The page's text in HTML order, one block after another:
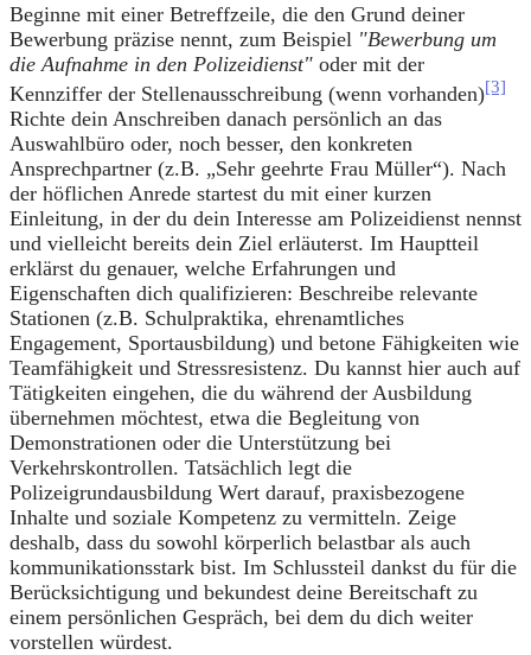
Beginne mit einer Betreffzeile, die den Grund deiner
Bewerbung präzise nennt, zum Beispiel "Bewerbung um
die Aufnahme in den Polizeidienst" oder mit der
Kennziffer der Stellenausschreibung (wenn vorhanden)[3]
Richte dein Anschreiben danach persönlich an das
Auswahlbüro oder, noch besser, den konkreten
Ansprechpartner (z.B. „Sehr geehrte Frau Müller“). Nach
der höflichen Anrede startest du mit einer kurzen
Einleitung, in der du dein Interesse am Polizeidienst nennst
und vielleicht bereits dein Ziel erläuterst. Im Hauptteil
erklärst du genauer, welche Erfahrungen und
Eigenschaften dich qualifizieren: Beschreibe relevante
Stationen (z.B. Schulpraktika, ehrenamtliches
Engagement, Sportausbildung) und betone Fähigkeiten wie
Teamfähigkeit und Stressresistenz. Du kannst hier auch auf
Tätigkeiten eingehen, die du während der Ausbildung
übernehmen möchtest, etwa die Begleitung von
Demonstrationen oder die Unterstützung bei
Verkehrskontrollen. Tatsächlich legt die
Polizeigrundausbildung Wert darauf, praxisbezogene
Inhalte und soziale Kompetenz zu vermitteln. Zeige
deshalb, dass du sowohl körperlich belastbar als auch
kommunikationsstark bist. Im Schlussteil dankst du für die
Berücksichtigung und bekundest deine Bereitschaft zu
einem persönlichen Gespräch, bei dem du dich weiter
vorstellen würdest.